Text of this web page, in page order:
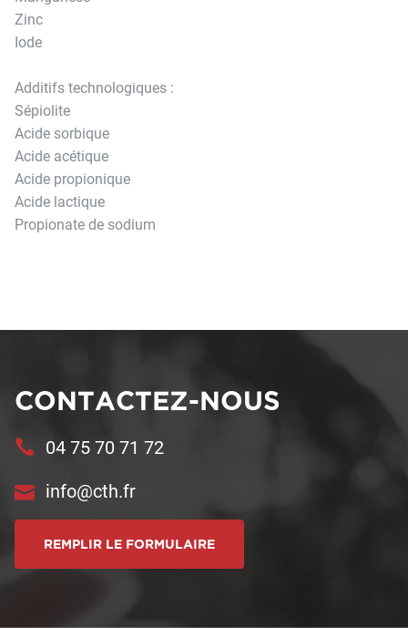
Zinc
Iode
Additifs technologiques :
Sépiolite
Acide sorbique
Acide acétique
Acide propionique
Acide lactique
Propionate de sodium
CONTACTEZ-NOUS
04 75 70 71 72
info@cth.fr
REMPLIR LE FORMULAIRE